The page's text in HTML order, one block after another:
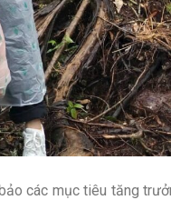
các mục tiêu tăng